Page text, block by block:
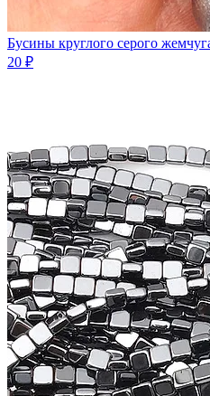
Бусины круглого серого
20 ₽